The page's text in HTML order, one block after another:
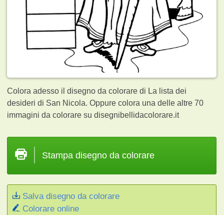
Colora adesso il disegno da colorare di La lista dei
desideri di San Nicola. Oppure colora una delle altre 70
immagini da colorare su disegnibellidacolorare.it
Stampa disegno da colorare
Salva disegno da colorare
Colorare online